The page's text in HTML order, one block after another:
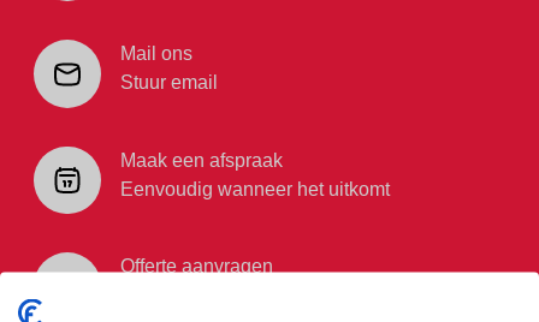
Mail ons
Stuur email
Maak een afspraak
Eenvoudig wanneer het uitkomt
Offerte aanvragen